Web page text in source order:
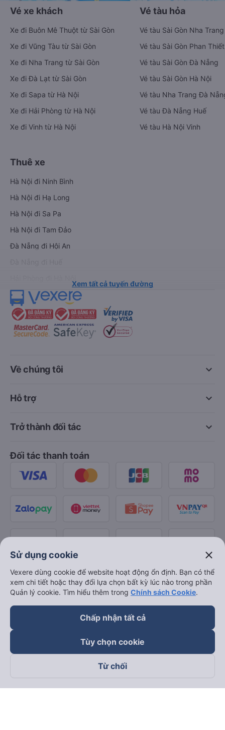
Vé xe khách
Xe đi Buôn Mê Thuột từ Sài Gòn
Xe đi Vũng Tàu từ Sài Gòn
Xe đi Nha Trang từ Sài Gòn
Xe đi Đà Lạt từ Sài Gòn
Xe đi Sapa từ Hà Nội
Xe đi Hải Phòng từ Hà Nội
Xe đi Vinh từ Hà Nội
Vé tàu hỏa
Vé tàu Sài Gòn Nha Trang
Vé tàu Sài Gòn Phan Thiết
Vé tàu Sài Gòn Đà Nẵng
Vé tàu Sài Gòn Hà Nội
Vé tàu Nha Trang Đà
Vé tàu Đà Nẵng Huế
Vé tàu Hà Nội Vinh
Thuê xe
Hà Nội đi Ninh Bình
Hà Nội đi Hạ Long
Hà Nội đi Sa Pa
Hà Nội đi Tam Đảo
Đà Nẵng đi Hội An
Xem tất cả tuyến đường
keyboard_arrow_down
Về chúng tôi
keyboard_arrow_down
Hỗ trợ
keyboard_arrow_down
Trở thành đối tác
Đối tác thanh toán
Theo dõi chúng tôi trên
Sử dụng cookie close
Vexere dùng cookie để website hoạt động ổn định. Bạn có thể
xem chi tiết hoặc thay đổi lựa chọn bất kỳ lúc nào trong phần
Quản lý cookie. Tìm hiểu thêm trong Chính sách Cookie.
Chấp nhận tất cả
Tùy chọn cookie
Từ chối